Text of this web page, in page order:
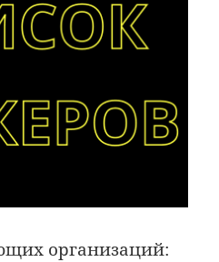
организаций: